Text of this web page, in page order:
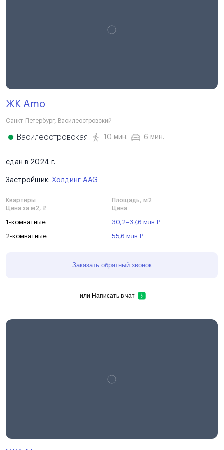
ЖК Amo
Санкт-Петербург, Василеостровский
Василеостровская 10 мин. 6 мин.
сдан в 2024 г.
Застройщик: Холдинг AAG
Квартиры
Площадь, м2
Цена за м2, ₽
Цена
1-комнатные 30,2–37,6 млн ₽
2-комнатные 55,6 млн ₽
Заказать обратный звонок
или Написать в чат